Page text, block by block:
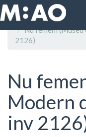
Vés al contingut
Inici
Nu femení
2126)
Nu
Modern
inv